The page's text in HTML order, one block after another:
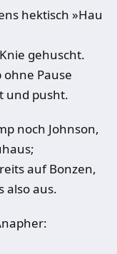
hektisch »Hau
gehuscht.
ohne Pause
und pusht.
noch Johnson,
auf Bonzen,
also aus.